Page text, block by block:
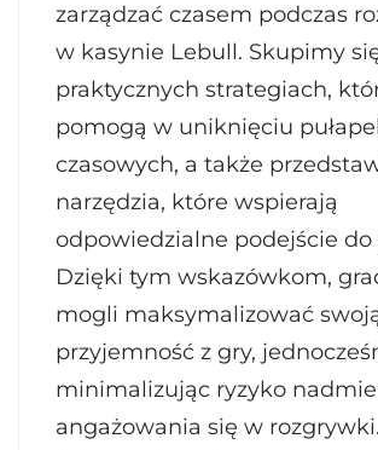
zarządzać czasem podczas
w kasynie Lebull. Skupimy
praktycznych strategiach,
pomogą w uniknięciu
czasowych, a także
narzędzia, które wspierają
odpowiedzialne podejście do
Dzięki tym wskazówkom,
mogli maksymalizować
przyjemność z gry,
minimalizując ryzyko
angażowania się w